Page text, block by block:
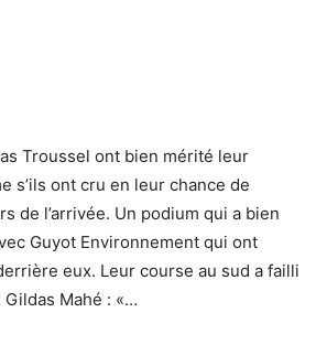
Troussel ont bien mérité leur
s’ils ont cru en leur chance de
de l’arrivée. Un podium qui a bien
Guyot Environnement qui ont
eux. Leur course au sud a failli
Mahé : «…